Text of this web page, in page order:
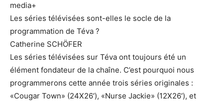
media+
Les séries télévisées sont-elles le socle de la
programmation de Téva ?
Catherine SCHÖFER
Les séries télévisées sur Téva ont toujours été un
élément fondateur de la chaîne. C’est pourquoi nous
programmerons cette année trois séries originales :
«Cougar Town» (24X26′), «Nurse Jackie» (12X26′), et